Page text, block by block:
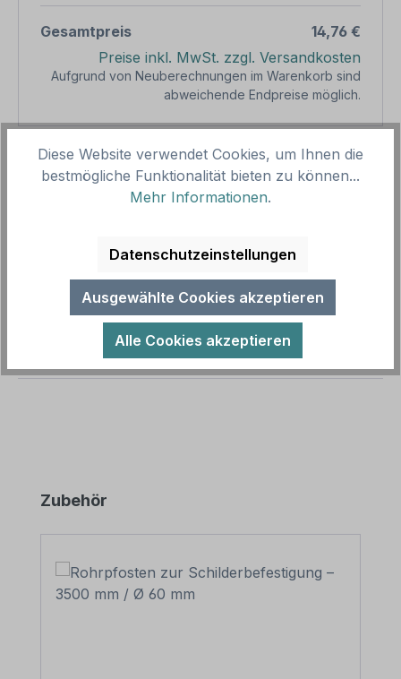
Gesamtpreis
14,76 €
Preise inkl. MwSt. zzgl. Versandkosten
Aufgrund von Neuberechnungen im Warenkorb sind
abweichende Endpreise möglich.
Produkt Anzahl: Gib den
1 In den Warenkorb
Produktnummer:SH12596
Beschreibung
Recycling-Schilder sind Hinweisschilder zur
Abfalltrennung und Müllverwertung. Unsere
Mülltrennungs- und Entsorgungsschilder…
Produktgalerie überspringen
Zubehör
Diese Website verwendet Cookies, um Ihnen die
bestmögliche Funktionalität bieten zu können...
Mehr Informationen.
Datenschutzeinstellungen
Ausgewählte Cookies akzeptieren
Alle Cookies akzeptieren